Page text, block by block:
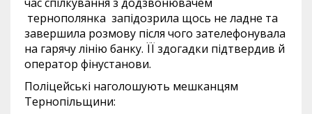
тернополянка запідозрила щось не ладне та
завершила розмову після чого зателефонувала
на гарячу лінію банку. ЇЇ здогадки підтвердив й
оператор фінустанови.
Поліцейські наголошують мешканцям
Тернопільщини: